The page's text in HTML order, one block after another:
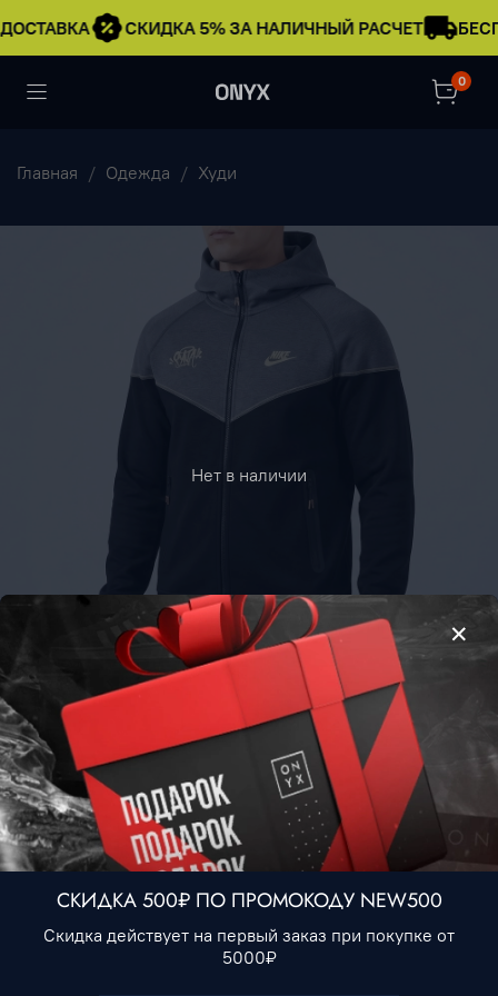
СКИДКА 5% ЗА НАЛИЧНЫЙ РАСЧЕТ
0
Главная Одежда Худи
Нет в наличии
Худи Nike Tech Fleece #3 • Черно-серый
3 490 ₽
Нет в наличии
В избранное
СКИДКА 500₽ ПО ПРОМОКОДУ NEW500
Скидка действует на первый заказ при покупке от
5000₽